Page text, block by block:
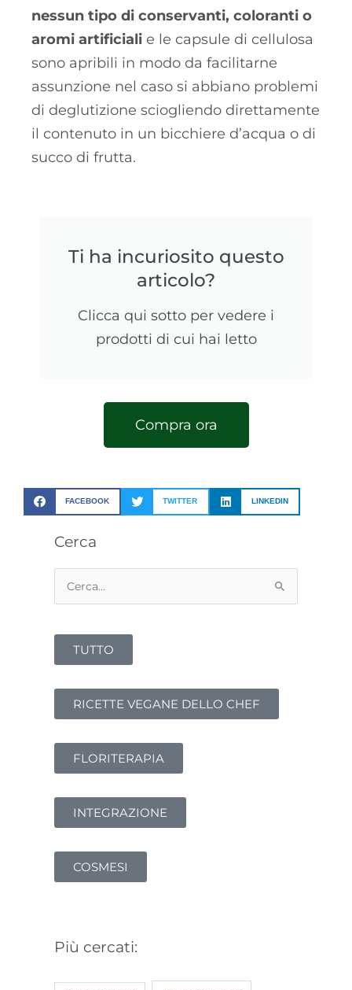
nessun tipo di conservanti, coloranti o
aromi artificiali e le capsule di cellulosa
sono apribili in modo da facilitarne
assunzione nel caso si abbiano problemi
di deglutizione sciogliendo direttamente
il contenuto in un bicchiere d’acqua o di
succo di frutta.
Ti ha incuriosito questo
articolo?
Clicca qui sotto per vedere i
prodotti di cui hai letto
Compra ora
FACEBOOK TWITTER LINKEDIN
Cerca
Cerca:
TUTTO
RICETTE VEGANE DELLO CHEF
FLORITERAPIA
INTEGRAZIONE
COSMESI
Più cercati: